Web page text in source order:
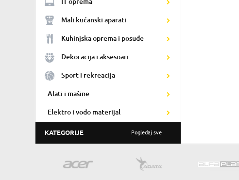
Mali kućanski aparati
Kuhinjska oprema i posuđe
Dekoracija i aksesoari
Sport i rekreacija
Alati i mašine
Elektro i vodo materijal
KATEGORIJE Pogledaj sve